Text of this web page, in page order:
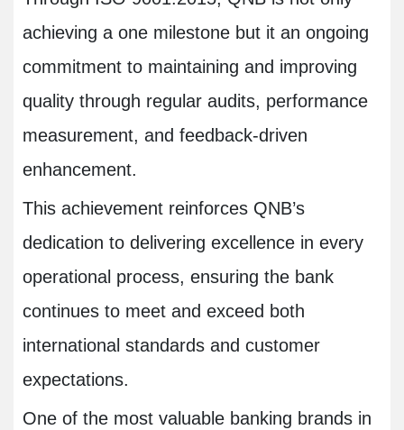
achieving a one milestone but it an ongoing
commitment to maintaining and improving
quality through regular audits, performance
measurement, and feedback-driven
enhancement.
This achievement reinforces QNB’s
dedication to delivering excellence in every
operational process, ensuring the bank
continues to meet and exceed both
international standards and customer
expectations.
One of the most valuable banking brands in